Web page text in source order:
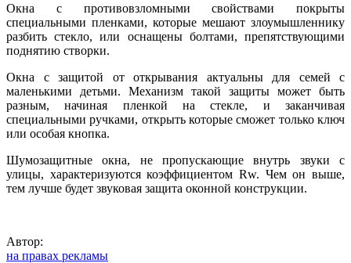
Окна с противовзломными свойствами покрыты
специальными пленками, которые мешают злоумышленнику
разбить стекло, или оснащены болтами, препятствующими
поднятию створки.
Окна с защитой от открывания актуальны для семей с
маленькими детьми. Механизм такой защиты может быть
разным, начиная пленкой на стекле, и заканчивая
специальными ручками, открыть которые сможет только ключ
или особая кнопка.
Шумозащитные окна, не пропускающие внутрь звуки с
улицы, характеризуются коэффициентом Rw. Чем он выше,
тем лучше будет звуковая защита оконной конструкции.
Автор:
на правах рекламы